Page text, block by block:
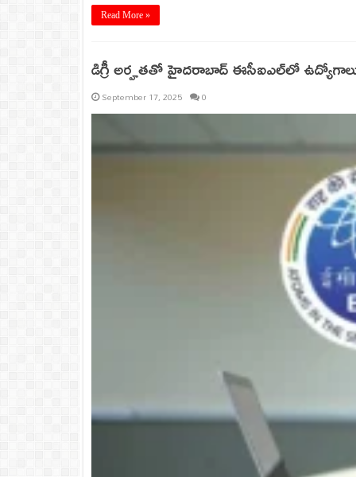
Read More »
డిగ్రీ అర్హతతో హైదరాబాద్‌ ఈసీఐఎల్‌లో
September 17, 2025 0